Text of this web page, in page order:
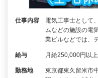
仕事内容
電気工事士として
ムなどの施設の電
業ビルなどでは、
給与 月給250,000円以上
勤務地
東京都東久留米市